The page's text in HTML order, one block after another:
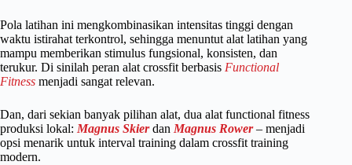
Pola latihan ini mengkombinasikan intensitas tinggi dengan
waktu istirahat terkontrol, sehingga menuntut alat latihan yang
mampu memberikan stimulus fungsional, konsisten, dan
terukur. Di sinilah peran alat crossfit berbasis Functional
Fitness menjadi sangat relevan.
Dan, dari sekian banyak pilihan alat, dua alat functional fitness
produksi lokal: Magnus Skierdan Magnus Rower– menjadi
opsi menarik untuk interval training dalam crossfit training
modern.